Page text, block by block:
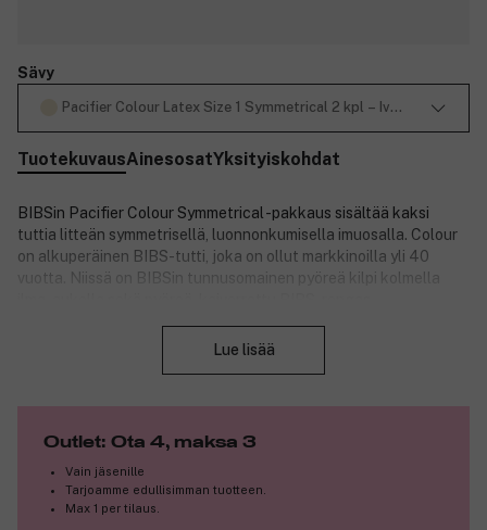
Sävy
Pacifier Colour Latex Size 1 Symmetrical 2 kpl – Ivory/Blush
TuotekuvausAinesosatYksityiskohdat
BIBSin Pacifier Colour Symmetrical -pakkaus sisältää kaksi
tuttia litteän symmetrisellä, luonnonkumisella imuosalla. Colour
on alkuperäinen BIBS-tutti, joka on ollut markkinoilla yli 40
vuotta. Niissä on BIBSin tunnusomainen pyöreä kilpi kolmella
kolmessa eri muodossa: pyöreä, litteän symmetrinen ja
ergonominen. Tutit eivät sisällä BPA:ta tai ftalaatteja. Ne on
Koko 1 (0–6 kk).
Koko 2 (6–18 kk).
Lue lisää
Outlet: Ota 4, maksa 3
Vain jäsenille
Tarjoamme edullisimman tuotteen.
Max 1 per tilaus.